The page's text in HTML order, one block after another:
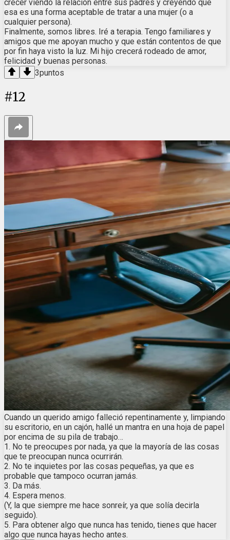
crecer viendo la relación entre sus padres y creyendo que
esa es una forma aceptable de tratar a una mujer (o a
cualquier persona).
Finalmente, somos libres. Iré a terapia. Tengo familiares y
amigos que me apoyan mucho y que están contentos de que
por fin haya visto la luz. Mi hijo crecerá rodeado de amor,
felicidad y buenas personas.
3puntos
#12
Cuando un querido amigo falleció repentinamente y, limpiando
su escritorio, en un cajón, hallé un mantra en una hoja de papel
por encima de su pila de trabajo…
1. No te preocupes por nada, ya que la mayoría de las cosas
que te preocupan nunca ocurrirán.
2. No te inquietes por las cosas pequeñas, ya que es
probable que tampoco ocurran jamás.
3. Da más.
4. Espera menos.
(Y, la que siempre me hace sonreír, ya que solía decirla
seguido).
5. Para obtener algo que nunca has tenido, tienes que hacer
algo que nunca hayas hecho antes.